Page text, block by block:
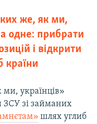
же, як ми,
одне: прибрати
і відкрити
країни
українців»
ЗСУ зі займаних
шлях углиб